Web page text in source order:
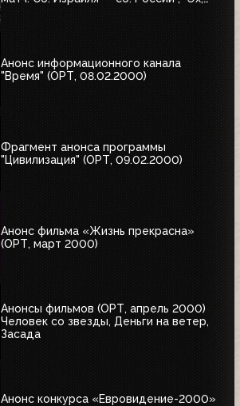
Анонс информационного канала
"Время" (ОРТ, 08.02.2000)
Фрагмент анонса программы
"Цивилизация" (ОРТ, 09.02.2000)
Анонс фильма «Жизнь прекрасна»
(ОРТ, март 2000)
Анонсы фильмов (ОРТ, апрель 2000)
Человек со звезды, Деньги на ветер,
Засада
Анонс конкурса «Евровидение-2000»